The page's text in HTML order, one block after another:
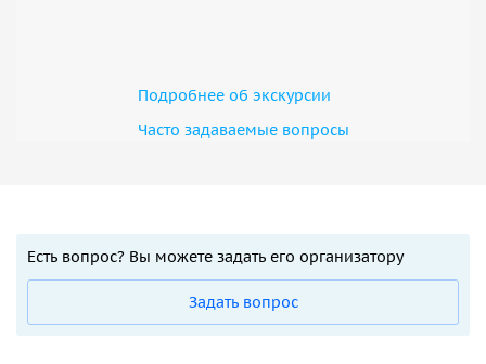
Подробнее об экскурсии
Часто задаваемые вопросы
Есть вопрос? Вы можете задать его организатору
Задать вопрос